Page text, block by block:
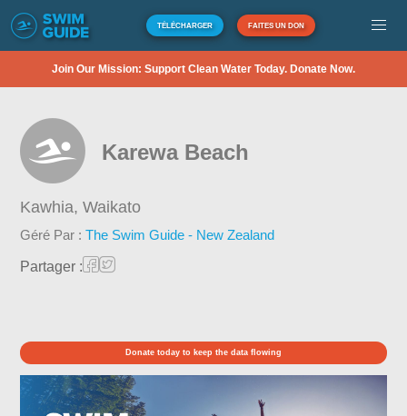
TÉLÉCHARGER FAITES UN DON
Join Our Mission: Support Clean Water Today. Donate Now.
Karewa Beach
Kawhia,Waikato
Géré Par :The Swim Guide - New Zealand
Partager :
Donate today to keep the data flowing